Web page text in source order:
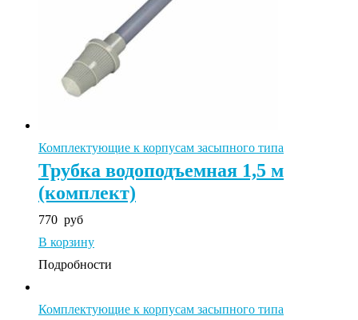
Комплектующие к корпусам засыпного типа
Трубка водоподъемная 1,5 м
(комплект)
770 руб
В корзину
Подробности
Комплектующие к корпусам засыпного типа